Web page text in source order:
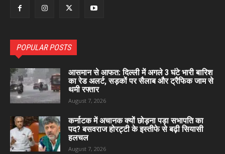
POPULAR POSTS
आसमान से आफत: दिल्ली में अगले 3 घंटे भारी बारिश
का रेड अलर्ट, सड़कों पर सैलाब और ट्रैफिक जाम से
थमी रफ्तार
August 7, 2026
कर्नाटक में अचानक क्यों छोड़ना पड़ा सभापति का
पद? बसवराज होरट्टी के इस्तीफे से बढ़ी सियासी
हलचल
August 7, 2026